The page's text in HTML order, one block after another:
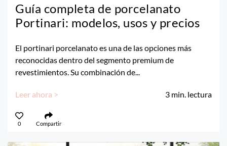
Guía completa de porcelanato
Portinari: modelos, usos y precios
El portinari porcelanato es una de las opciones más
reconocidas dentro del segmento premium de
revestimientos. Su combinación de...
Leer ahora > 3 min. lectura
0 Compartir